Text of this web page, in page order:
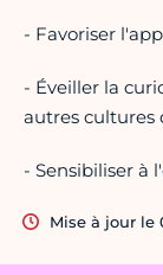
- Favoriser
- Éveiller la
autres cultures
- Sensibiliser à
Mise à jour le